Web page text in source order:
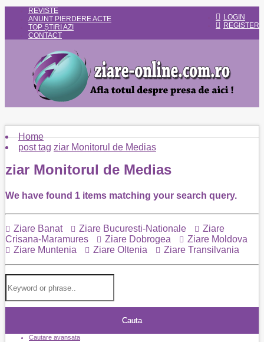
LOGIN
REGISTER
REVISTE
ANUNT PIERDERE ACTE
TOP ȘTIRI AZI
CONTACT
Home
post tag ziar Monitorul de Medias
ziar Monitorul de Medias
We have found 1 items matching your search query.
Ziare Banat Ziare Bucuresti-Nationale
Ziare
Crisana-Maramures
Ziare Dobrogea
Ziare Moldova
Ziare Muntenia
Ziare Oltenia Ziare Transilvania
Cauta
Cautare avansata